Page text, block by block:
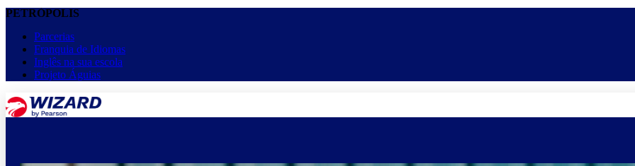
PETRÓPOLIS
Parcerias
Franquia de Idiomas
Inglês na sua escola
Projeto Águias